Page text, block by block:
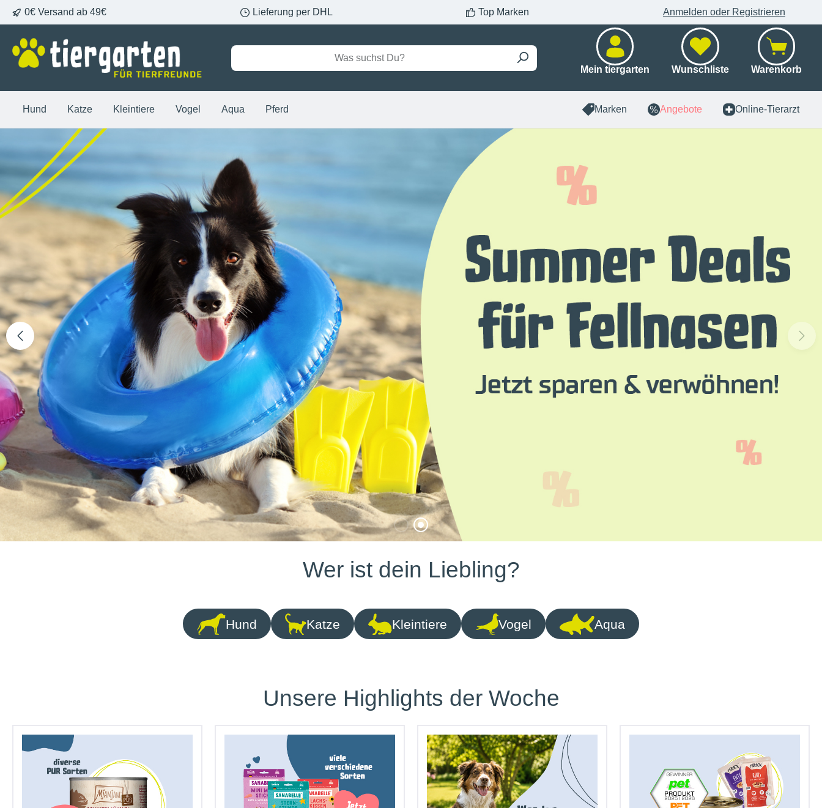
Zur Hauptnavigation springen
0€ Versand ab 49€ Lieferung per DHL Top Marken Anmelden oder Registrieren
Mein tiergarten Wunschliste Warenkorb
Hund Katze Kleintiere Vogel Aqua Pferd Marken Angebote Online-Tierarzt
Wer ist dein Liebling?
Hund Katze Kleintiere Vogel Aqua
Unsere Highlights der Woche